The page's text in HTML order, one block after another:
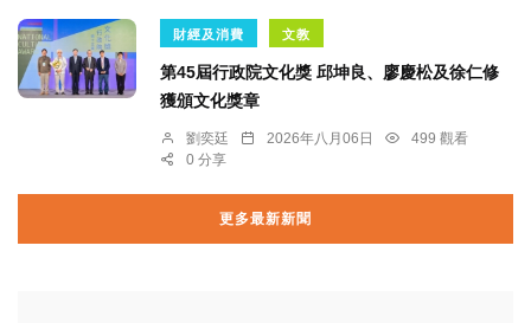
財經及消費 文教
第45屆行政院文化獎 邱坤良、廖慶松及徐仁修
獲頒文化獎章
劉奕廷 2026年八月06日
499 觀看
0 分享
更多最新新聞